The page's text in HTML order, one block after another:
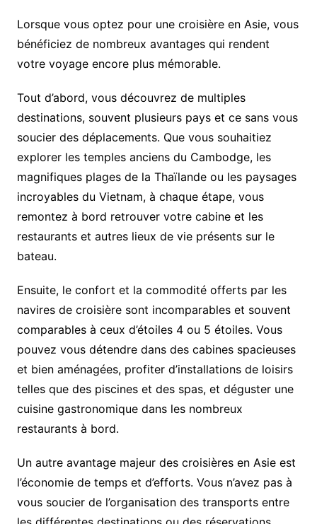
Lorsque vous optez pour une croisière en Asie, vous
bénéficiez de nombreux avantages qui rendent
votre voyage encore plus mémorable.
Tout d’abord, vous découvrez de multiples
destinations, souvent plusieurs pays et ce sans vous
soucier des déplacements. Que vous souhaitiez
explorer les temples anciens du Cambodge, les
magnifiques plages de la Thaïlande ou les paysages
incroyables du Vietnam, à chaque étape, vous
remontez à bord retrouver votre cabine et les
restaurants et autres lieux de vie présents sur le
bateau.
Ensuite, le confort et la commodité offerts par les
navires de croisière sont incomparables et souvent
comparables à ceux d’étoiles 4 ou 5 étoiles. Vous
pouvez vous détendre dans des cabines spacieuses
et bien aménagées, profiter d’installations de loisirs
telles que des piscines et des spas, et déguster une
cuisine gastronomique dans les nombreux
restaurants à bord.
Un autre avantage majeur des croisières en Asie est
l’économie de temps et d’efforts. Vous n’avez pas à
vous soucier de l’organisation des transports entre